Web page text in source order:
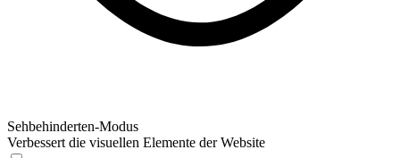
Sehbehinderten-Modus
Verbessert die visuellen Elemente der Website